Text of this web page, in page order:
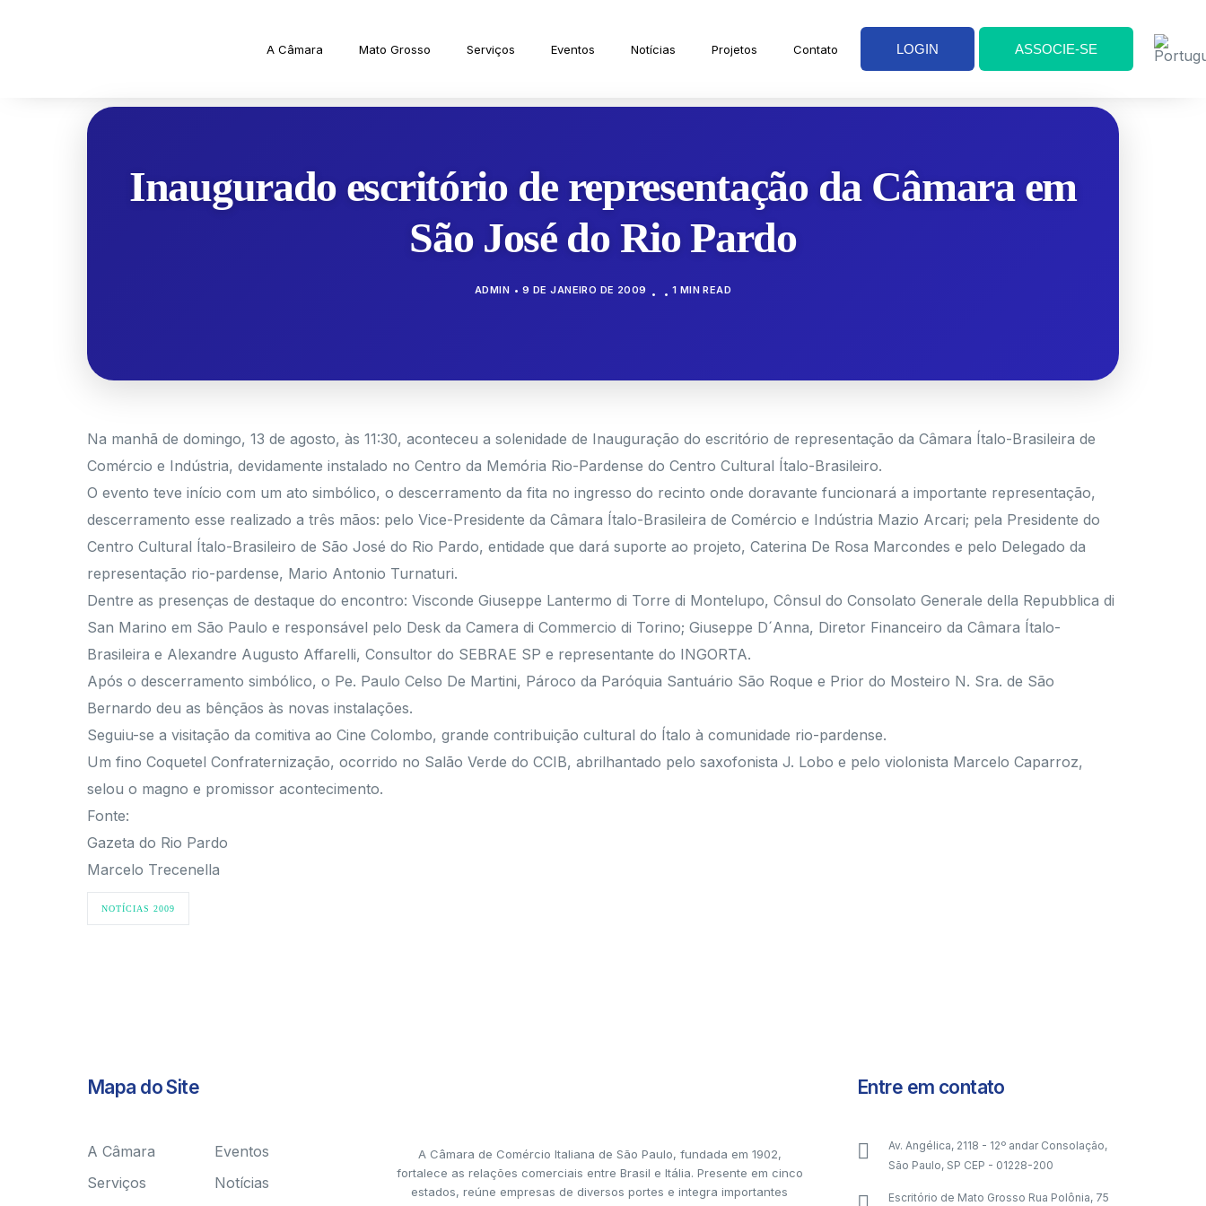
A Câmara Mato Grosso Serviços Eventos Notícias Projetos Contato LOGIN ASSOCIE-SE
Inaugurado escritório de representação da Câmara em
São José do Rio Pardo
ADMIN 9 DE JANEIRO DE 2009 1 MIN READ
Na manhã de domingo, 13 de agosto, às 11:30, aconteceu a solenidade de Inauguração do escritório de representação da Câmara Ítalo-Brasileira de
Comércio e Indústria, devidamente instalado no Centro da Memória Rio-Pardense do Centro Cultural Ítalo-Brasileiro.
O evento teve início com um ato simbólico, o descerramento da fita no ingresso do recinto onde doravante funcionará a importante representação,
descerramento esse realizado a três mãos: pelo Vice-Presidente da Câmara Ítalo-Brasileira de Comércio e Indústria Mazio Arcari; pela Presidente do
Centro Cultural Ítalo-Brasileiro de São José do Rio Pardo, entidade que dará suporte ao projeto, Caterina De Rosa Marcondes e pelo Delegado da
representação rio-pardense, Mario Antonio Turnaturi.
Dentre as presenças de destaque do encontro: Visconde Giuseppe Lantermo di Torre di Montelupo, Cônsul do Consolato Generale della Repubblica di
San Marino em São Paulo e responsável pelo Desk da Camera di Commercio di Torino; Giuseppe D´Anna, Diretor Financeiro da Câmara Ítalo-
Brasileira e Alexandre Augusto Affarelli, Consultor do SEBRAE SP e representante do INGORTA.
Após o descerramento simbólico, o Pe. Paulo Celso De Martini, Pároco da Paróquia Santuário São Roque e Prior do Mosteiro N. Sra. de São
Bernardo deu as bênçãos às novas instalações.
Seguiu-se a visitação da comitiva ao Cine Colombo, grande contribuição cultural do Ítalo à comunidade rio-pardense.
Um fino Coquetel Confraternização, ocorrido no Salão Verde do CCIB, abrilhantado pelo saxofonista J. Lobo e pelo violonista Marcelo Caparroz,
selou o magno e promissor acontecimento.
Fonte:
Gazeta do Rio Pardo
Marcelo Trecenella
NOTÍCIAS 2009
Mapa do Site
A Câmara
Serviços
Eventos
Notícias
A Câmara de Comércio Italiana de São Paulo, fundada em 1902,
fortalece as relações comerciais entre Brasil e Itália. Presente em cinco
estados, reúne empresas de diversos portes e integra importantes
Entre em contato
Av. Angélica, 2118 - 12º andar Consolação,
São Paulo, SP CEP - 01228-200
Escritório de Mato Grosso Rua Polônia, 75